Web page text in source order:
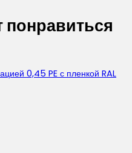
0,45 PE с пленкой RAL